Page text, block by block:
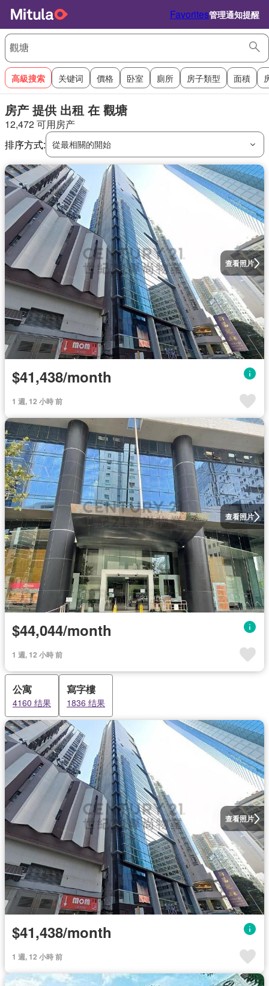
Favorites管理通知提醒
高級搜索 关键词 價格 卧室 廁所 房子類型 面積
房产 提供 出租 在 觀塘
12,472 可用房产
排序方式: 從最相關的開始
查看照片
$41,438/month
1 週, 12 小時 前
查看照片
$44,044/month
1 週, 12 小時 前
公寓
4160 结果
寫字樓
1836 结果
查看照片
$41,438/month
1 週, 12 小時 前